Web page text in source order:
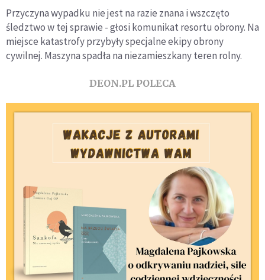
Przyczyna wypadku nie jest na razie znana i wszczęto
śledztwo w tej sprawie - głosi komunikat resortu obrony. Na
miejsce katastrofy przybyły specjalne ekipy obrony
cywilnej. Maszyna spadła na niezamieszkany teren rolny.
DEON.PL POLECA